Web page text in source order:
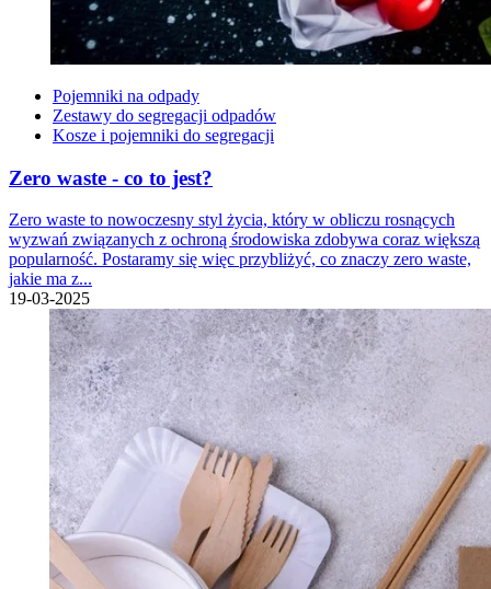
Pojemniki na odpady
Zestawy do segregacji odpadów
Kosze i pojemniki do segregacji
Zero waste - co to jest?
Zero waste to nowoczesny styl życia, który w obliczu rosnących
wyzwań związanych z ochroną środowiska zdobywa coraz większą
popularność. Postaramy się więc przybliżyć, co znaczy zero waste,
jakie ma z...
19-03-2025